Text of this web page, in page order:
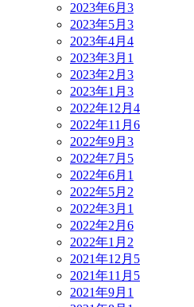
2023年6月 3
2023年5月 3
2023年4月 4
2023年3月 1
2023年2月 3
2023年1月 3
2022年12月 4
2022年11月 6
2022年9月 3
2022年7月 5
2022年6月 1
2022年5月 2
2022年3月 1
2022年2月 6
2022年1月 2
2021年12月 5
2021年11月 5
2021年9月 1